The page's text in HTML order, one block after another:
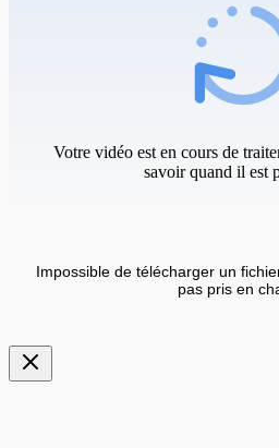
Votre vidéo est en cours de
savoir quand il est
Impossible de télécharger un
pas pris en